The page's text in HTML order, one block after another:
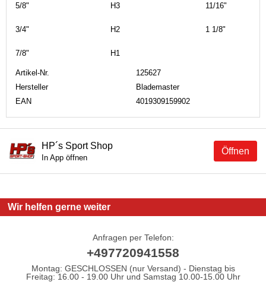
5/8" H3 11/16"
3/4" H2 1 1/8"
7/8" H1
Artikel-Nr.
125627
Hersteller
Blademaster
EAN
4019309159902
Öffnen
HP´s Sport Shop
In App öffnen
Wir helfen gerne weiter
Anfragen per Telefon:
+497720941558
Montag: GESCHLOSSEN (nur Versand) - Dienstag bis
Freitag: 16.00 - 19.00 Uhr und Samstag 10.00-15.00 Uhr